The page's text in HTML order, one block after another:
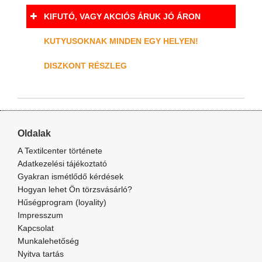
KIFUTÓ, VAGY AKCIÓS ÁRUK JÓ ÁRON
KUTYUSOKNAK MINDEN EGY HELYEN!
DISZKONT RÉSZLEG
Oldalak
A Textilcenter története
Adatkezelési tájékoztató
Gyakran ismétlődő kérdések
Hogyan lehet Ön törzsvásárló?
Hűségprogram (loyality)
Impresszum
Kapcsolat
Munkalehetőség
Nyitva tartás